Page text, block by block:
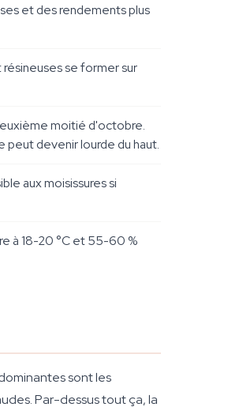
et des rendements plus
se former sur
moitié d'octobre.
devenir lourde du haut.
aux moisissures si
à 18-20 °C et 55-60 %
sont les
Par-dessus tout ça, la